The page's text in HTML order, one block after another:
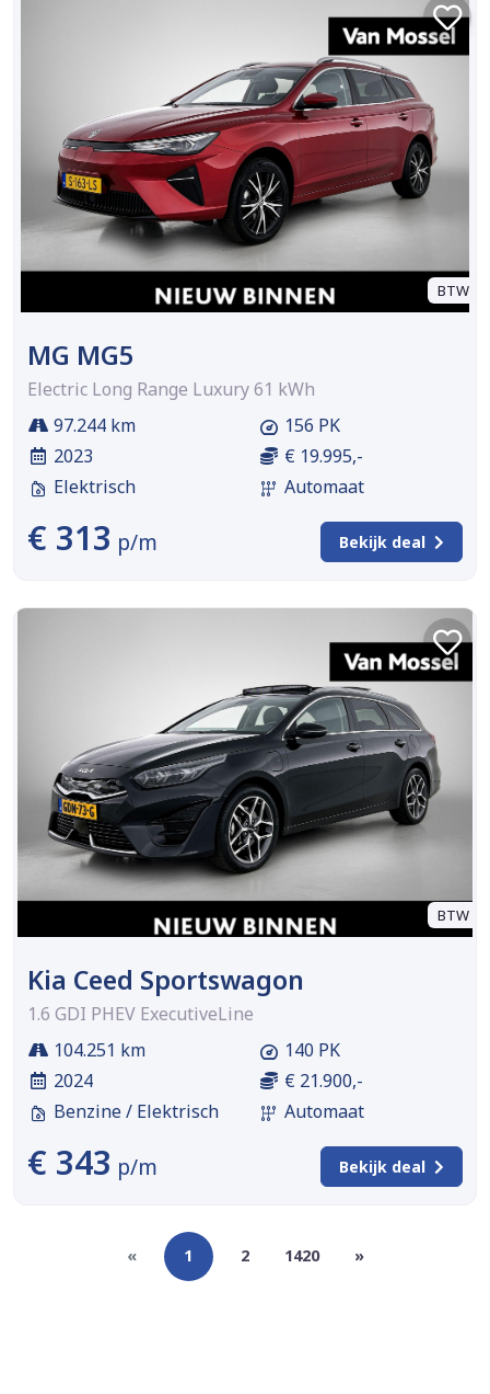
BTW
MG MG5
Electric Long Range Luxury 61 kWh
97.244 km
2023
Elektrisch
156 PK
€ 19.995,-
Automaat
€ 313 p/m Bekijk deal
BTW
Kia Ceed Sportswagon
1.6 GDI PHEV ExecutiveLine
104.251 km
2024
Benzine / Elektrisch
140 PK
€ 21.900,-
Automaat
€ 343 p/m Bekijk deal
« 1 2 1420 »